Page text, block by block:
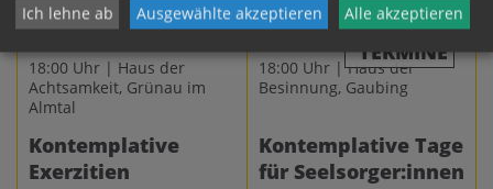
TERMINE
18:00 Uhr | Haus der
Achtsamkeit, Grünau im
Almtal
Kontemplative
Exerzitien
18:00 Uhr | Haus der
Besinnung, Gaubing
Kontemplative Tage
für Seelsorger:innen
Ich lehne ab Ausgewählte akzeptieren Alle akzeptieren